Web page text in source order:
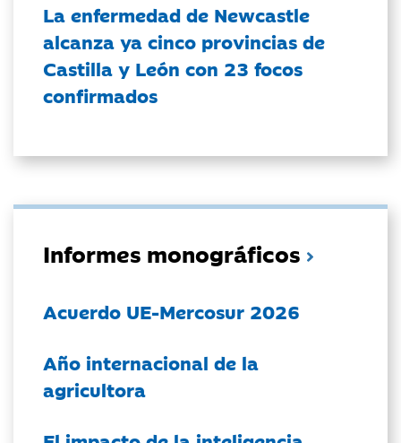
La enfermedad de Newcastle
alcanza ya cinco provincias de
Castilla y León con 23 focos
confirmados
Informes monográficos
Acuerdo UE-Mercosur 2026
Año internacional de la
agricultora